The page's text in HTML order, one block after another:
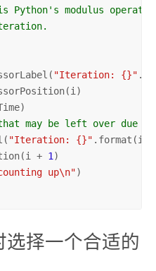
Python's modulus
"Iteration: {}"
may be left over due
"Iteration: {}" .format(i
+ 1 )
up\n")
择一个合适的